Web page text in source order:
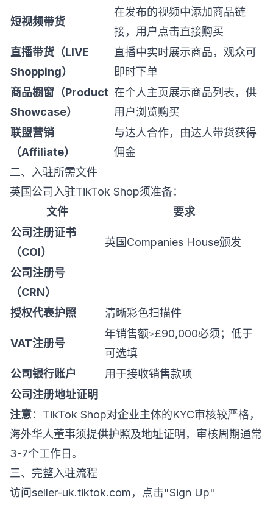
短视频带货
在发布的视频中添加商品链
接，用户点击直接购买
直播带货（LIVE
Shopping）
直播中实时展示商品，观众可
即时下单
商品橱窗（Product
Showcase）
在个人主页展示商品列表，供
用户浏览购买
联盟营销
（Affiliate）
与达人合作，由达人带货获得
佣金
二、入驻所需文件
英国公司入驻TikTok Shop须准备：
文件
要求
公司注册证书
（COI）
英国Companies House颁发
公司注册号
（CRN）
授权代表护照
清晰彩色扫描件
VAT注册号
年销售额≥£90,000必须；低于
可选填
公司银行账户
用于接收销售款项
公司注册地址证明
注意：TikTok Shop对企业主体的KYC审核较严格，
海外华人董事须提供护照及地址证明，审核周期通常
3-7个工作日。
三、完整入驻流程
访问seller-uk.tiktok.com，点击"Sign Up"